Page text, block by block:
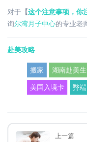
对于 【这个注意事项，你
询尔湾月子中心的专业老
赴美攻略
搬家 湖南赴美
美国入境卡 弊端
上一篇